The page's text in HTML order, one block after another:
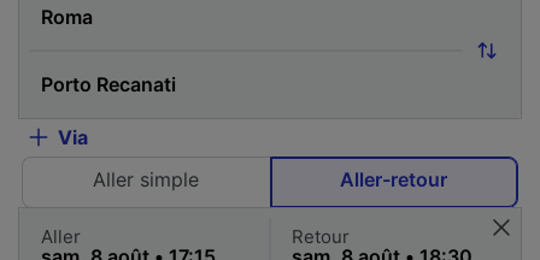
Via
Aller simple
Aller-retour
Aller Retour